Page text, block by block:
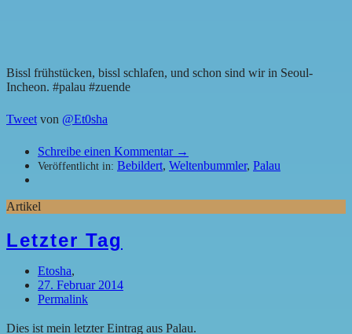
Bissl frühstücken, bissl schlafen, und schon sind wir in Seoul-
Incheon. #palau #zuende
Tweetvon @Et0sha
Schreibe einen Kommentar →
Veröffentlicht in: Bebildert, Weltenbummler, Palau
Artikel
Letzter Tag
Etosha,
27. Februar 2014
Permalink
Dies ist mein letzter Eintrag aus Palau.